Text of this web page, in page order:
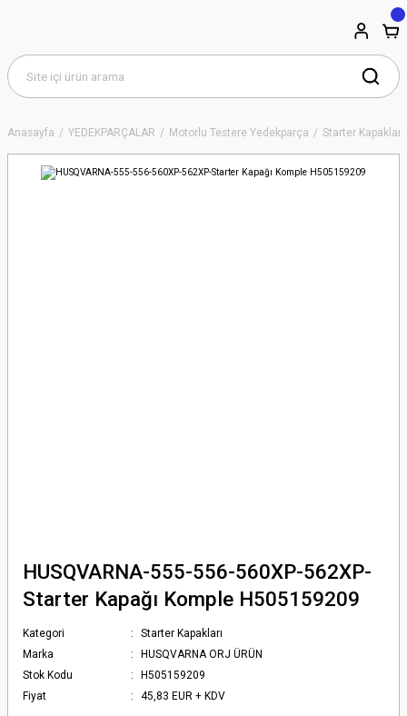
Anasayfa YEDEKPARÇALAR Motorlu Testere Yedekparça Starter Kapakları
HUSQVARNA-555-556-560XP-562XP-
Starter Kapağı Komple H505159209
Kategori
Starter Kapakları
Marka
HUSQVARNA ORJ ÜRÜN
Stok Kodu
H505159209
Fiyat
45,83 EUR + KDV